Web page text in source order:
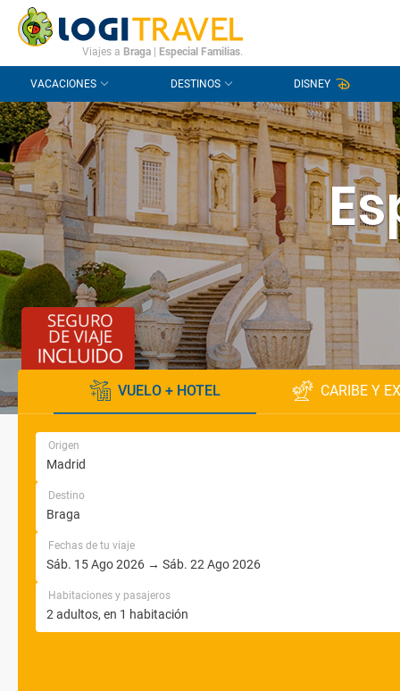
CONTACTO PREGUNTAS FRECUENTES
Viajes a Braga| Especial Familias.
VACACIONES DESTINOS DISNEY
VUELO + HOTEL CARIBE Y
Origen
Destino
Fechas de tu viaje
Habitaciones y pasajeros